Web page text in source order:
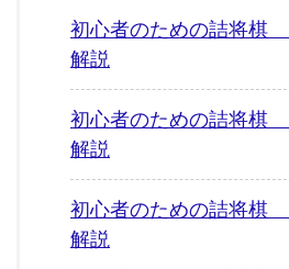
初心者のための詰将棋
解説
初心者のための詰将棋
解説
初心者のための詰将棋
解説